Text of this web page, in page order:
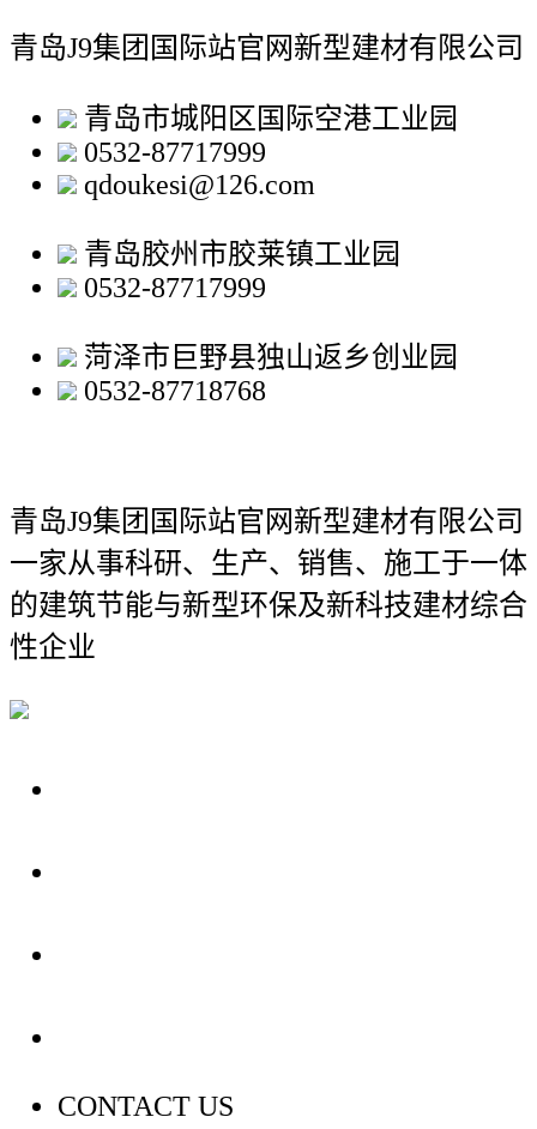
青岛J9集团国际站官网新型建材有限公司
青岛市城阳区国际空港工业园
0532-87717999
qdoukesi@126.com
青岛胶州市胶莱镇工业园
0532-87717999
菏泽市巨野县独山返乡创业园
0532-87718768
青岛J9集团国际站官网新型建材有限公司
一家从事科研、生产、销售、施工于一体
的建筑节能与新型环保及新科技建材综合
性企业
CONTACT US